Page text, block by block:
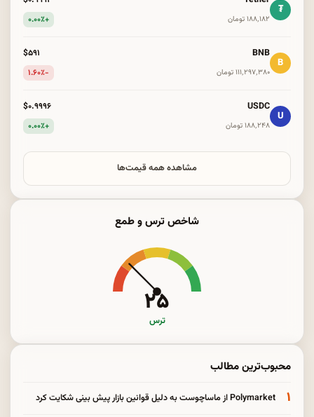
₮
۱۸۸٬۱۸۲ تومان
+۰.۰۰٪
B
BNB
۱۱۱٬۲۹۷٬۳۸۰ تومان
$۵۹۱
-۱.۶۰٪
U
USDC
۱۸۸٬۲۴۸ تومان
$۰.۹۹۹۶
+۰.۰۰٪
مشاهده همه قیمت‌ها
شاخص ترس و طمع
۲۵
ترس
محبوب‌ترین مطالب
۱ Polymarket از ماساچوست به دلیل قوانین بازار پیش بینی شکایت کرد